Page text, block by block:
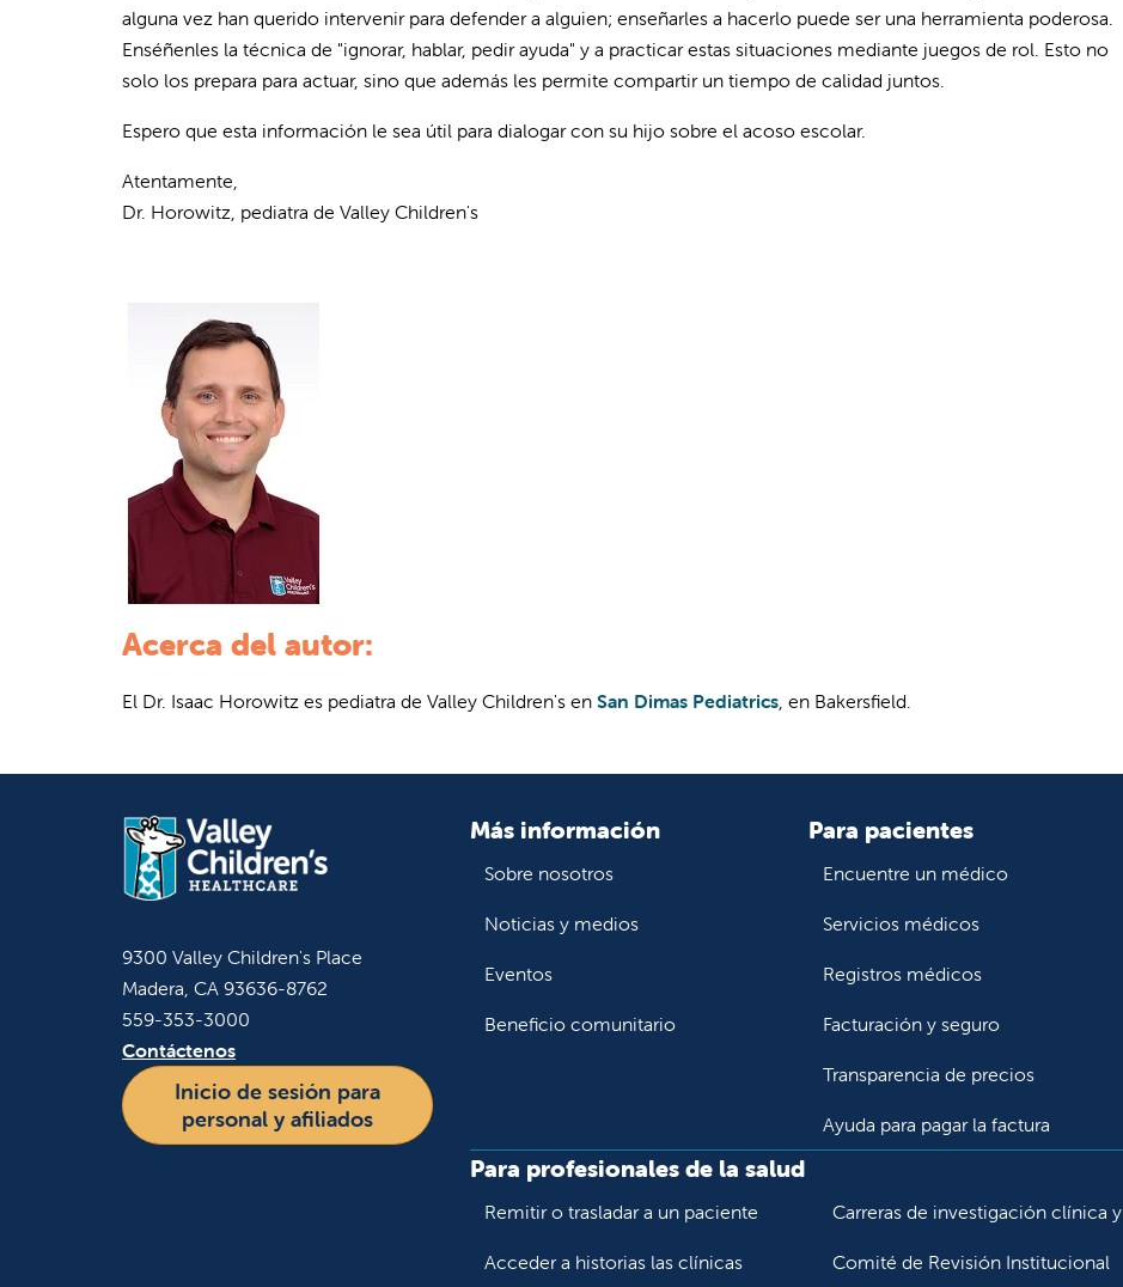
alguna vez han querido intervenir para defender a alguien; enseñarles a hacerlo puede ser una herramienta poderosa.
Enséñenles la técnica de "ignorar, hablar, pedir ayuda" y a practicar estas situaciones mediante juegos de rol. Esto no
solo los prepara para actuar, sino que además les permite compartir un tiempo de calidad juntos.
Espero que esta información le sea útil para dialogar con su hijo sobre el acoso escolar.
Atentamente,
Dr. Horowitz, pediatra de Valley Children's
Acerca del autor:
El Dr. Isaac Horowitz es pediatra de Valley Children's en San Dimas Pediatrics , en Bakersfield.
9300 Valley Children's Place
Madera, CA 93636-8762
559-353-3000
Contáctenos
Inicio de sesión para
personal y afiliados
Más información
Sobre nosotros
Noticias y medios
Eventos
Beneficio comunitario
Para pacientes
Encuentre un médico
Servicios médicos
Registros médicos
Facturación y seguro
Transparencia de precios
Ayuda para pagar la factura
Para profesionales de la salud
Remitir o trasladar a un paciente
Acceder a historias las clínicas
Carreras de investigación clínica y
Comité de Revisión Institucional